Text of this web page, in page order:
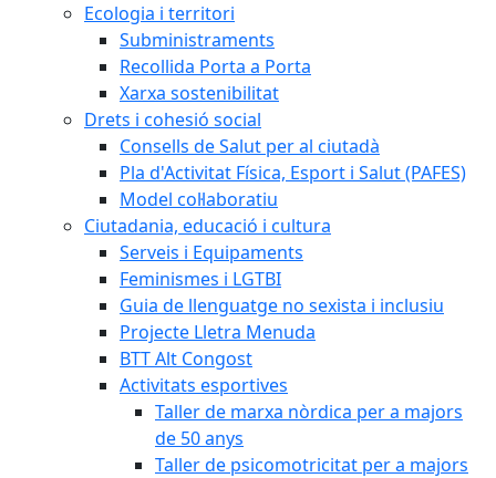
Ecologia i territori
Subministraments
Recollida Porta a Porta
Xarxa sostenibilitat
Drets i cohesió social
Consells de Salut per al ciutadà
Pla d'Activitat Física, Esport i Salut (PAFES)
Model col·laboratiu
Ciutadania, educació i cultura
Serveis i Equipaments
Feminismes i LGTBI
Guia de llenguatge no sexista i inclusiu
Projecte Lletra Menuda
BTT Alt Congost
Activitats esportives
Taller de marxa nòrdica per a majors
de 50 anys
Taller de psicomotricitat per a majors